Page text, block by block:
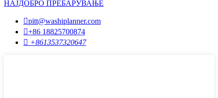
НАЈДОБРО ПРЕБАРУВАЊЕ
pitt@washiplanner.com
+86 18825700874
 +8613537320647